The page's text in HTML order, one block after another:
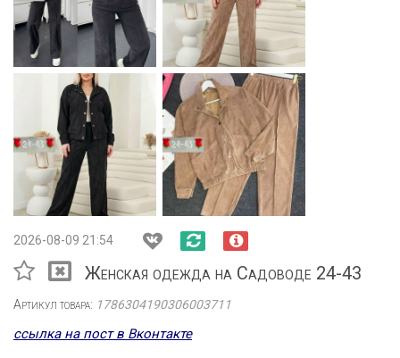
2026-08-09 21:54
Женская одежда на Садоводе 24-43
Артикул товара: 1786304190306003711
ссылка на пост в Вконтакте